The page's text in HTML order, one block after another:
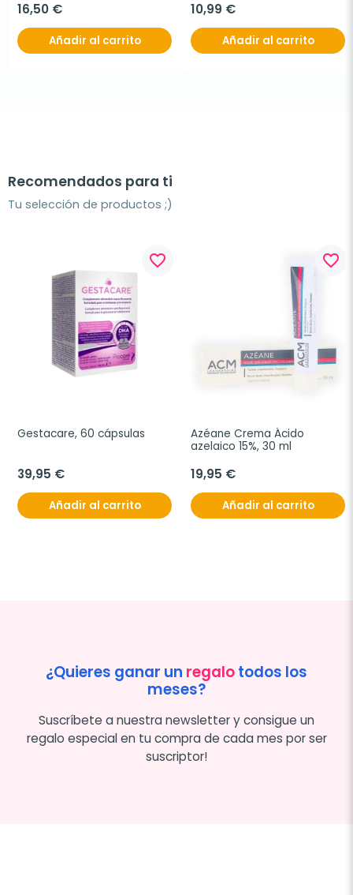
16,50 €
Añadir al carrito
10,99 €
Añadir al carrito
Recomendados para ti
Tu selección de productos ;)
favorite_border
Gestacare, 60 cápsulas
39,95 €
Añadir al carrito
favorite_border
Azéane Crema Ácido
azelaico 15%, 30 ml
19,95 €
Añadir al carrito
¿Quieres ganar un regalotodos los
meses?
Suscríbete a nuestra newsletter y consigue un
regalo especial en tu compra de cada mes por ser
suscriptor!